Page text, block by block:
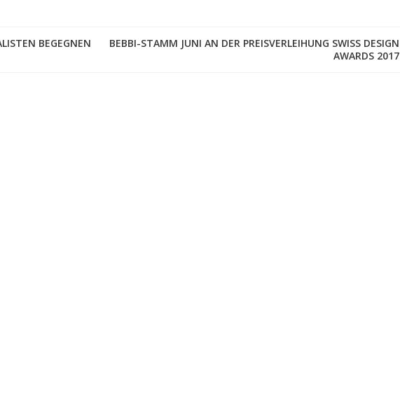
BEGEGNEN
BEBBI-STAMM JUNI AN DER PREISVERLEIHUNG SWISS DESIGN
AWARDS 2017